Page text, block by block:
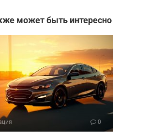
может быть интересно
0